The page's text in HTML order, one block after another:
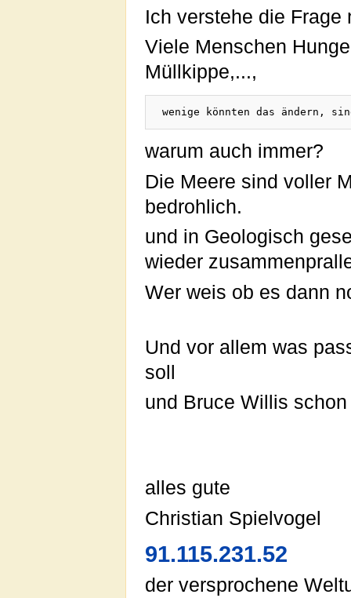
Ich verstehe die
Viele Menschen
Müllkippe,...,
warum auch immer?
Die Meere sind voller
bedrohlich.
und in Geologisch
wieder
Wer weis ob es dann
Und vor allem was
soll
und Bruce Willis
alles gute
Christian Spielvogel
91.115.231.52
der versprochene